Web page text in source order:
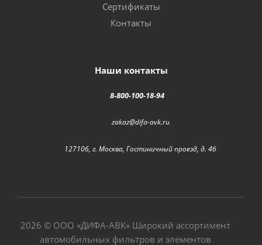
Сертификаты
Контакты
Наши контакты
8-800-100-18-94
zakaz@difa-avk.ru
127106, г. Москва, Гостиничный проезд, д. 4б
2026 © ООО «ДИФА-АВК» Широкий ассортимент
автомобильных фильтров и элементов